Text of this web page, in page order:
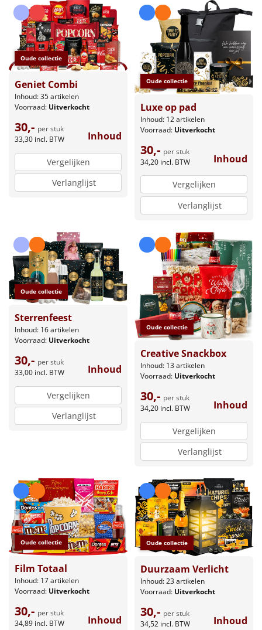
Oude collectie
Geniet Combi
Inhoud: 35 artikelen
Voorraad: Uitverkocht
30,- per stuk
33,30 incl. BTW Inhoud
Vergelijken
Verlanglijst
Oude collectie
Luxe op pad
Inhoud: 12 artikelen
Voorraad: Uitverkocht
30,- per stuk
34,20 incl. BTW Inhoud
Vergelijken
Verlanglijst
Oude collectie
Sterrenfeest
Inhoud: 16 artikelen
Voorraad: Uitverkocht
30,- per stuk
33,00 incl. BTW Inhoud
Vergelijken
Verlanglijst
Oude collectie
Creative Snackbox
Inhoud: 13 artikelen
Voorraad: Uitverkocht
30,- per stuk
34,20 incl. BTW Inhoud
Vergelijken
Verlanglijst
Oude collectie
Film Totaal
Inhoud: 17 artikelen
Voorraad: Uitverkocht
30,- per stuk
34,89 incl. BTW Inhoud
Oude collectie
Duurzaam Verlicht
Inhoud: 23 artikelen
Voorraad: Uitverkocht
30,- per stuk
34,52 incl. BTW Inhoud